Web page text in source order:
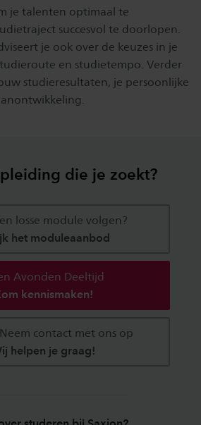
je talenten optimaal te
succesvol te doorlopen.
je ook over de keuzes in je
en studietempo. Verder
studieresultaten, je persoonlijke
die je zoekt?
losse module volgen?
het moduleaanbod
Avonden Deeltijd
kennismaken!
contact met ons op
helpen je graag!